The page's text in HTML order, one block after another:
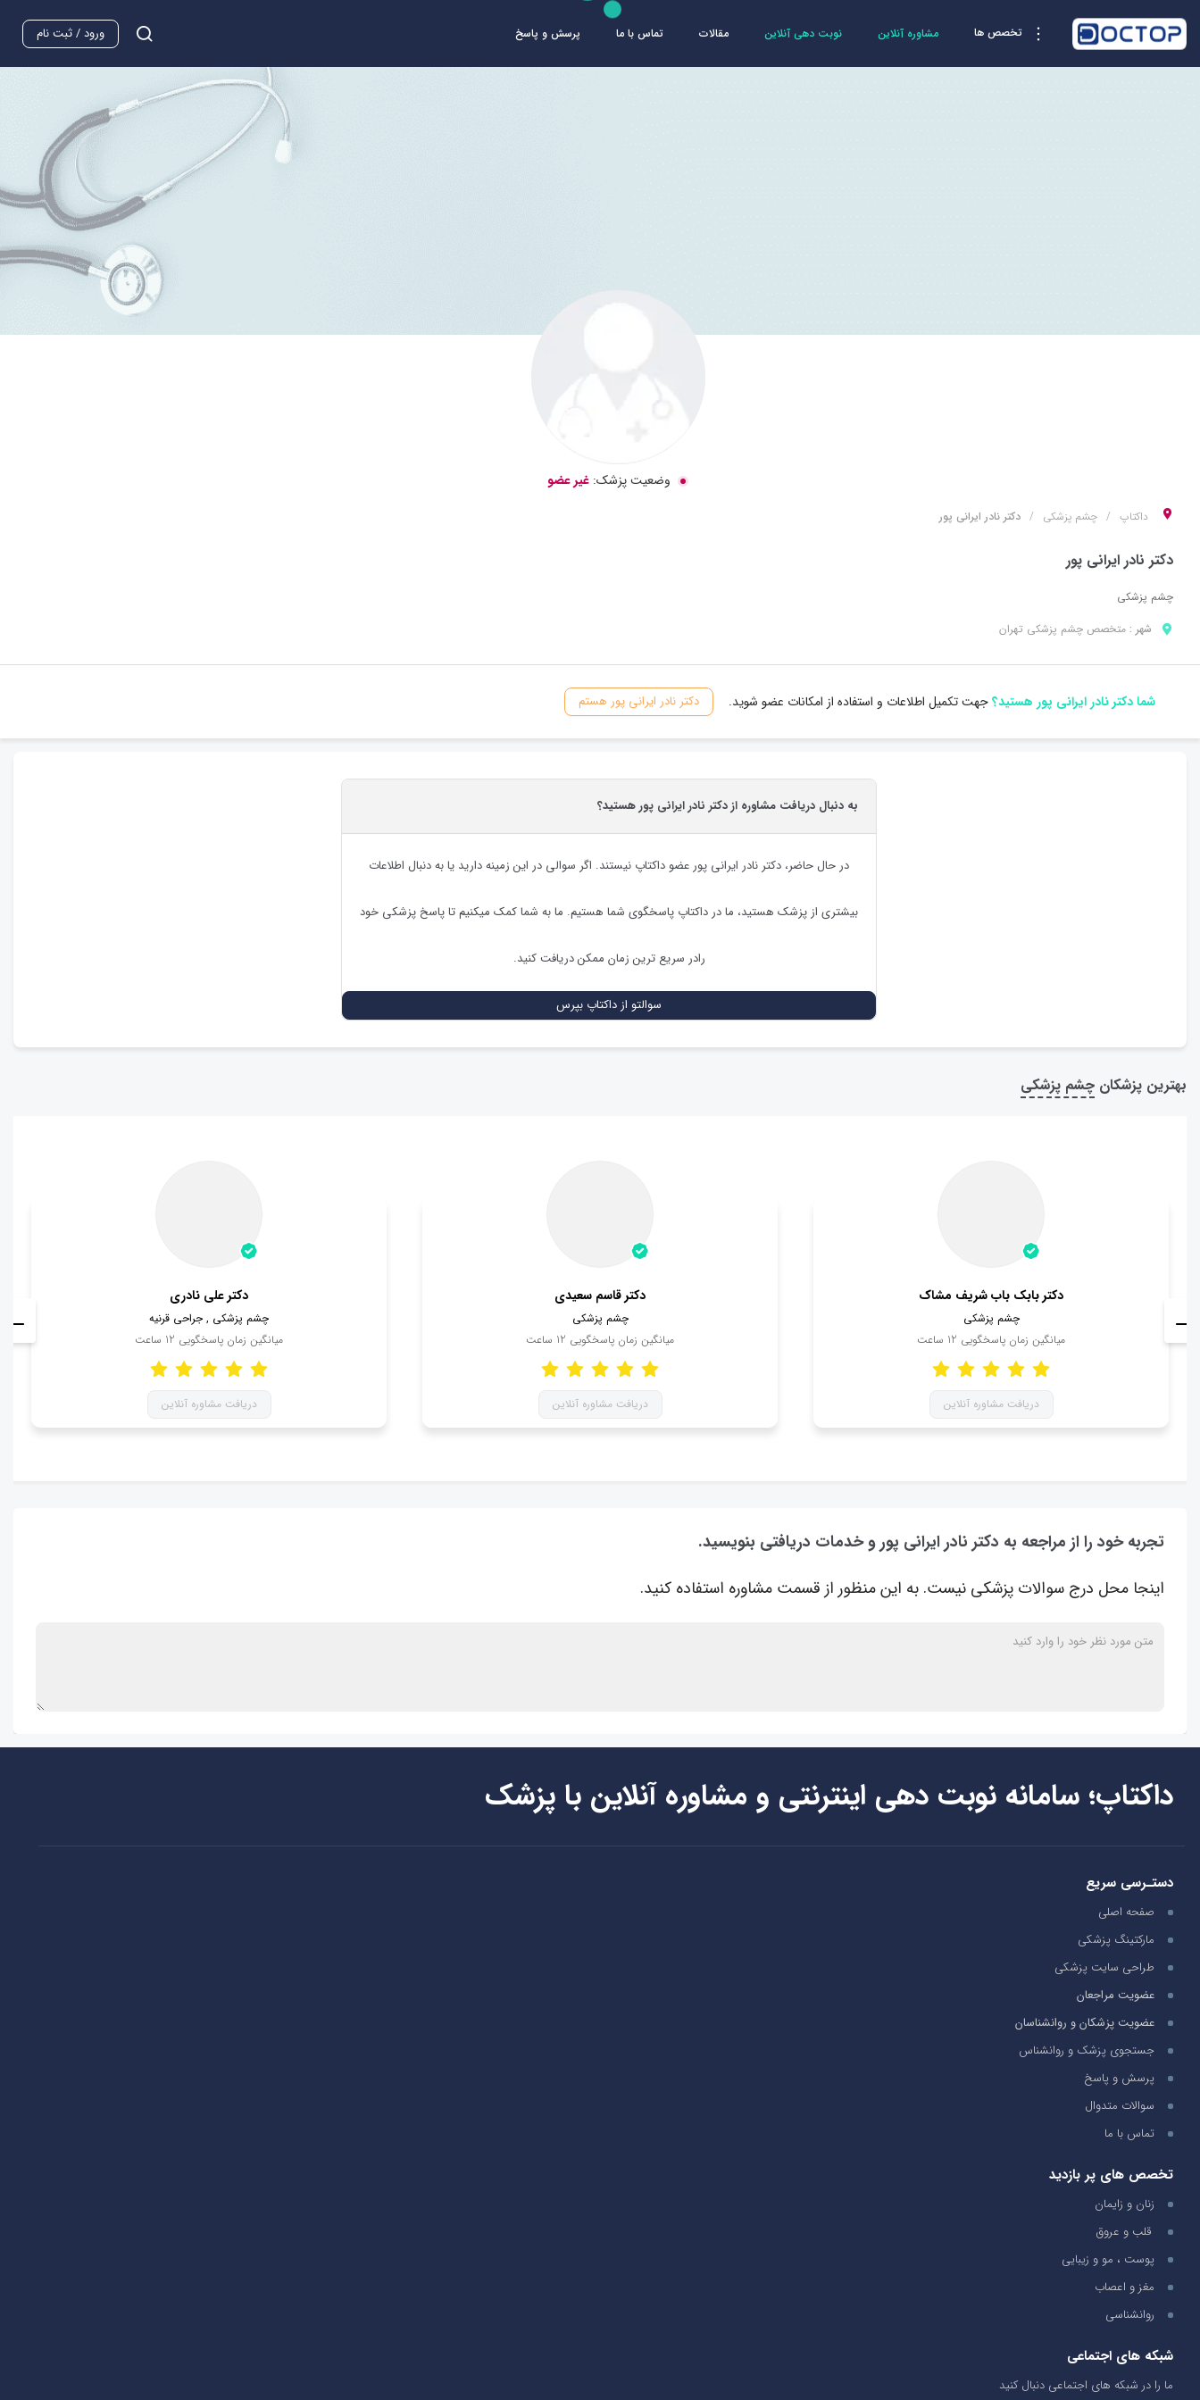
تخصص ها مشاوره آنلاین نوبت دهی آنلاین مقالات تماس با ما پرسش و پاسخ ورود / ثبت نام
وضعیت پزشک: غیر عضو
داکتاپ چشم پزشکی دکتر نادر ایرانی پور
دکتر نادر ایرانی پور
چشم پزشکی
شهر : متخصص چشم پزشکی تهران
شما دکتر نادر ایرانی پور هستید؟جهت تکمیل اطلاعات و استفاده از امکانات عضو شوید. دکتر نادر ایرانی پور هستم
به دنبال دریافت مشاوره از دکتر نادر ایرانی پور هستید؟
در حال حاضر، دکتر نادر ایرانی پورعضو داکتاپ نیستند. اگر سوالی در این زمینه دارید یا به دنبال اطلاعات
بیشتری از پزشک هستید، ما در داکتاپ پاسخگوی شما هستیم. ما به شما کمک میکنیم تا پاسخ پزشکی خود
رادر سریع ترین زمان ممکن دریافت کنید.
سوالتو از داکتاپ بپرس
بهترین پزشکان چشم پزشکی
دکتر علی نادری
چشم پزشکی , جراحی قرنیه
میانگین زمان پاسخگویی 12 ساعت
دریافت مشاوره آنلاین
دکتر قاسم سعیدی
چشم پزشکی
میانگین زمان پاسخگویی 12 ساعت
دریافت مشاوره آنلاین
دکتر بابک باب شریف مشاک
چشم پزشکی
میانگین زمان پاسخگویی 12 ساعت
دریافت مشاوره آنلاین
تجربه خود را از مراجعه به دکتر نادر ایرانی پور و خدمات دریافتی بنویسید.
اینجا محل درج سوالات پزشکی نیست. به این منظور از قسمت مشاوره استفاده کنید.
داکتاپ؛ سامانه نوبت دهی اینترنتی و مشاوره آنلاین با پزشک
دستـرسی سریع
صفحه اصلی
مارکتینگ پزشکی
طراحی سایت پزشکی
عضویت مراجعان
عضویت پزشکان و روانشناسان
جستجوی پزشک و روانشناس
پرسش و پاسخ
سوالات متدوال
تماس با ما
تخصص های پر بازدید
زنان و زایمان
قلب و عروق
پوست ، مو و زیبایی
مغز و اعصاب
روانشناسی
شبکه های اجتماعی
ما را در شبکه های اجتماعی دنبال کنید